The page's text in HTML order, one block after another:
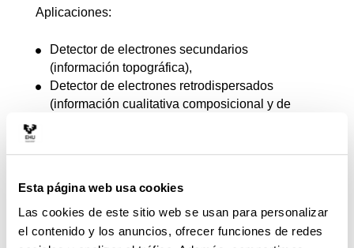
Esta página web usa cookies
Las cookies de este sitio web se usan para personalizar
el contenido y los anuncios, ofrecer funciones de redes
Aplicaciones:
Detector de electrones secundarios
(información topográfica),
Detector de electrones retrodispersados
(información cualitativa composicional y de
pentaFET de Oxford con ventana (información
adquisición y tratamiento INCA energy 350 que
permite análisis puntuales, en línea y mapa
Detector de EBSD Nordlys II HKL premium